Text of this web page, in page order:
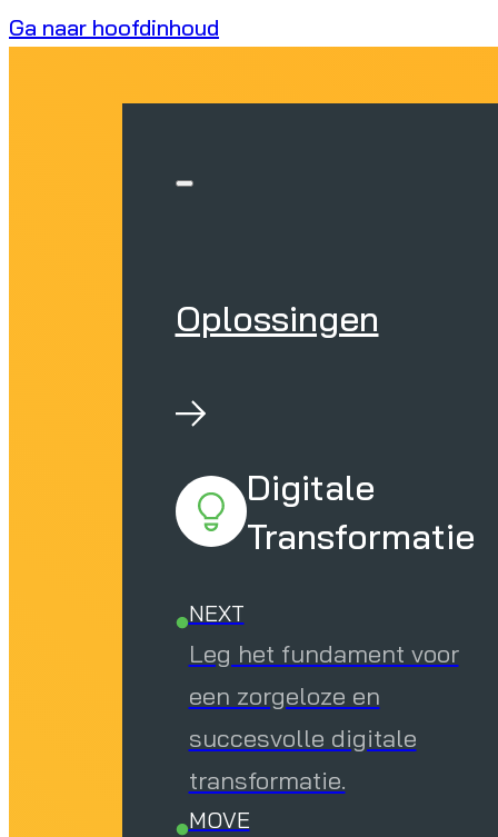
Ga naar hoofdinhoud
Oplossingen
Digitale
Transformatie
NEXT
Leg het fundament voor
een zorgeloze en
succesvolle digitale
transformatie.
MOVE